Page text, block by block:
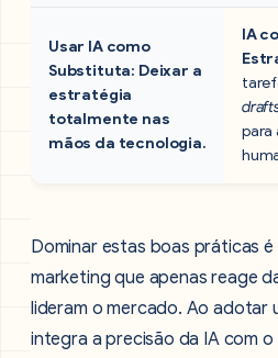
Usar IA como
Substituta: Deixar a
estratégia
totalmente nas
mãos da tecnologia.
IA
para
Dominar estas boas práticas
marketing que apenas reage
lideram o mercado. Ao adotar
integra a precisão da IA com